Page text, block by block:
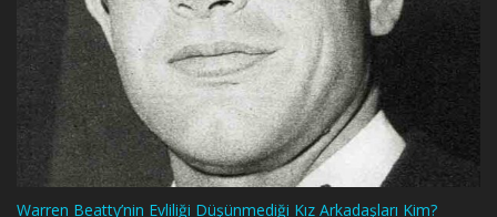
Warren Beatty’nin Evliliği Düşünmediği Kız Arkadaşları Kim?